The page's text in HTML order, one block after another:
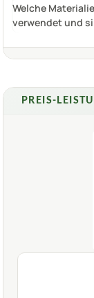
Welche
verwendet und
PREIS-